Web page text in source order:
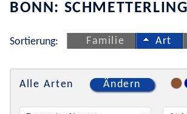
BONN:
Sortierung: Familie Art
Alle Arten Ändern